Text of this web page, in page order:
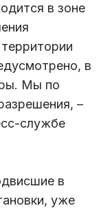
в зоне
в
Мы по
–
службе
в
уже